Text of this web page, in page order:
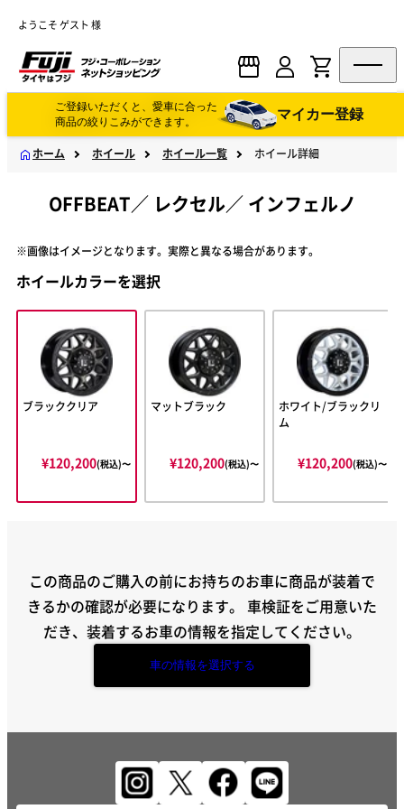
ようこそ ゲスト 様
ご登録いただくと、愛車に合った
商品の絞りこみができます。
マイカー登録
ホーム ホイール ホイール一覧 ホイール詳細
OFFBEAT／ レクセル／ インフェルノ
※画像はイメージとなります。実際と異なる場合があります。
ホイールカラーを選択
ブラッククリア
¥120,200(税込)〜
マットブラック
¥120,200(税込)〜
ホワイト/ブラックリ
ム
¥120,200(税込)〜
この商品のご購入の前にお持ちのお車に商品が装着で
きるかの確認が必要になります。 車検証をご用意いた
だき、装着するお車の情報を指定してください。
車の情報を選択する